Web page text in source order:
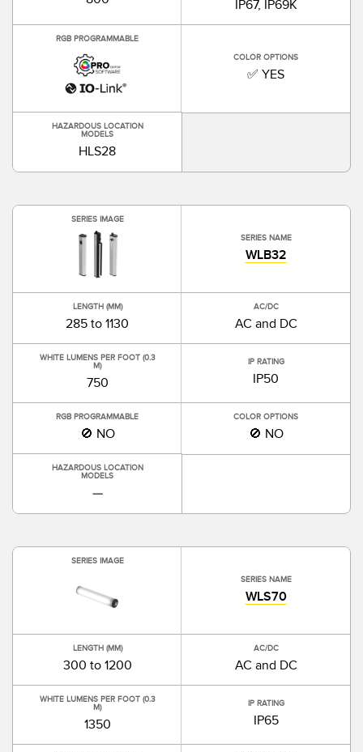
IP67, IP69K
RGB PROGRAMMABLE
COLOR OPTIONS
✅ YES
HAZARDOUS LOCATION
MODELS
HLS28
SERIES IMAGE
SERIES NAME
WLB32
LENGTH (MM)
285 to 1130
AC/DC
AC and DC
WHITE LUMENS PER FOOT (0.3
M)
750
IP RATING
IP50
RGB PROGRAMMABLE
🚫 NO
COLOR OPTIONS
🚫 NO
HAZARDOUS LOCATION
MODELS
—
SERIES IMAGE
SERIES NAME
WLS70
LENGTH (MM)
300 to 1200
AC/DC
AC and DC
WHITE LUMENS PER FOOT (0.3
M)
1350
IP RATING
IP65